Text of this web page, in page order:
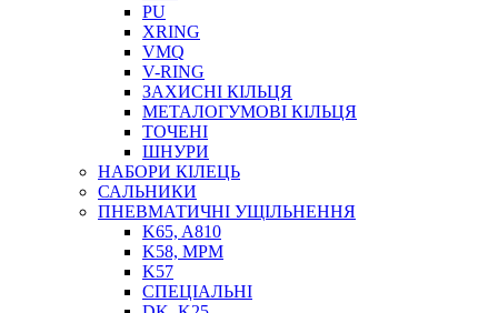
ПІСТОЛЕТИ
НАСОСИ ТА ПОМПИ
НАГНІТАЧІ
МУФТИ (НАСАДКИ) ДЛЯ ШПРИЦІВ
МАСЛЯНКИ, ЛІЙКИ
ПРЕС-МАСЛЯНКИ
ШЛАНГИ, ТРУБКИ
ШПРИЦИ МАСТИЛЬНІ
PU
XRING
VMQ
V-RING
ЗАХИСНІ КІЛЬЦЯ
МЕТАЛОГУМОВІ КІЛЬЦЯ
ТОЧЕНІ
ШНУРИ
НАБОРИ КІЛЕЦЬ
САЛЬНИКИ
ПНЕВМАТИЧНІ УЩІЛЬНЕННЯ
K65, A810
K58, MPM
K57
СПЕЦІАЛЬНІ